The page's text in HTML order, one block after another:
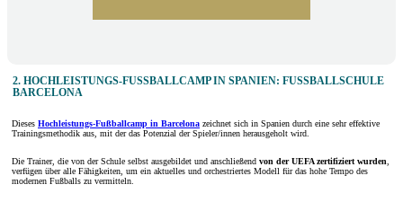
2. HOCHLEISTUNGS-FUSSBALLCAMP IN SPANIEN: FUSSBALLSCHULE BA
RCELONA
Dieses Hochleistungs-Fußballcamp in Barcelona zeichnet sich in Spanien durch eine sehr effektive
Trainingsmethodik aus, mit der das Potenzial der Spieler/innen herausgeholt wird.
Die Trainer, die von der Schule selbst ausgebildet und anschließend von der UEFA zertifiziert wurden
verfügen über alle Fähigkeiten, um ein aktuelles und orchestriertes Modell für das hohe Tempo des
modernen Fußballs zu vermitteln.